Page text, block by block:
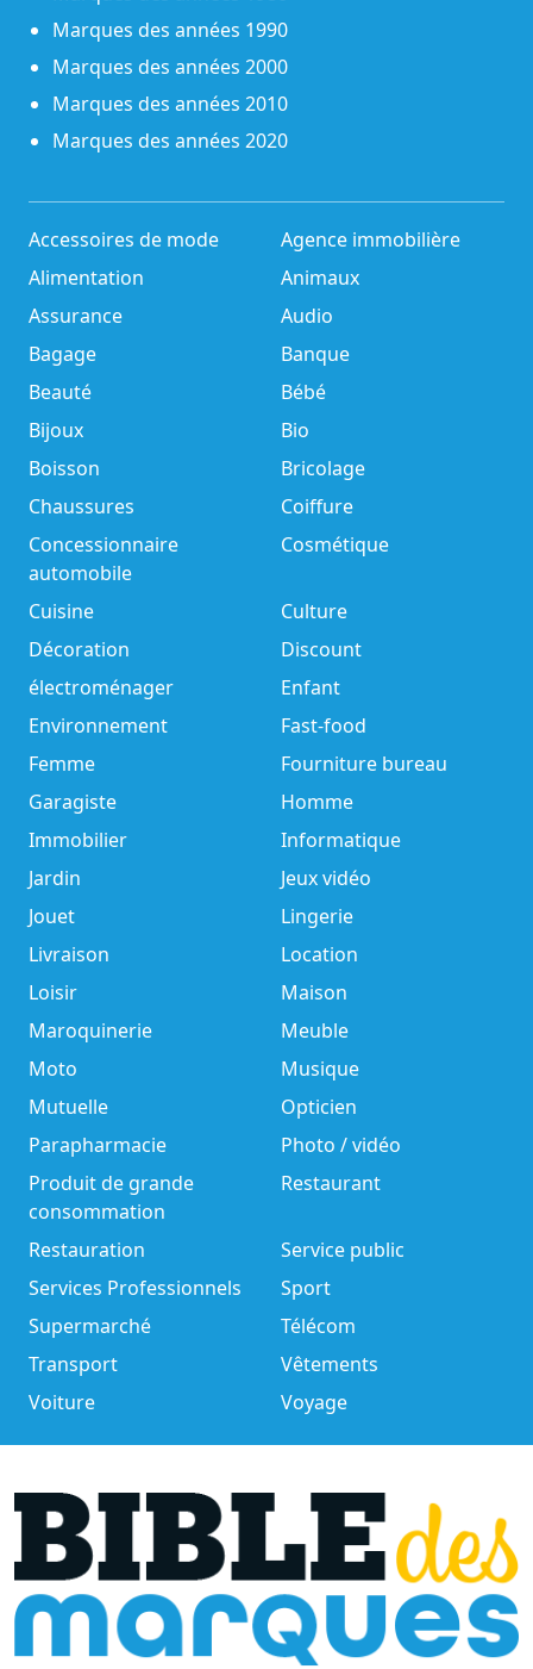
Marques des années 1990
Marques des années 2000
Marques des années 2010
Marques des années 2020
Accessoires de mode
Agence immobilière
Alimentation
Animaux
Assurance
Audio
Bagage
Banque
Beauté
Bébé
Bijoux
Bio
Boisson
Bricolage
Chaussures
Coiffure
Concessionnaire
automobile
Cosmétique
Cuisine
Culture
Décoration
Discount
électroménager
Enfant
Environnement
Fast-food
Femme
Fourniture bureau
Garagiste
Homme
Immobilier
Informatique
Jardin
Jeux vidéo
Jouet
Lingerie
Livraison
Location
Loisir
Maison
Maroquinerie
Meuble
Moto
Musique
Mutuelle
Opticien
Parapharmacie
Photo / vidéo
Produit de grande
consommation
Restaurant
Restauration
Service public
Services Professionnels
Sport
Supermarché
Télécom
Transport
Vêtements
Voiture
Voyage